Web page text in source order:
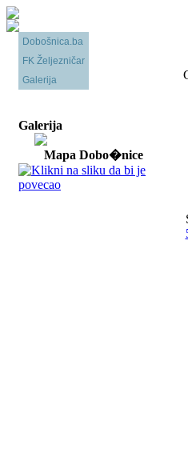
Dobošnica.ba
FK Željezničar
Galerija
Galerija
Mapa Dobo�nice